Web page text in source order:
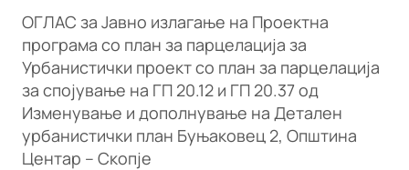
ОГЛАС за Јавно излагање на Проектна
програма со план за парцелација за
Урбанистички проект со план за парцелација
за спојување на ГП 20.12 и ГП 20.37 од
Изменување и дополнување на Детален
урбанистички план Буњаковец 2, Општина
Центар – Скопје